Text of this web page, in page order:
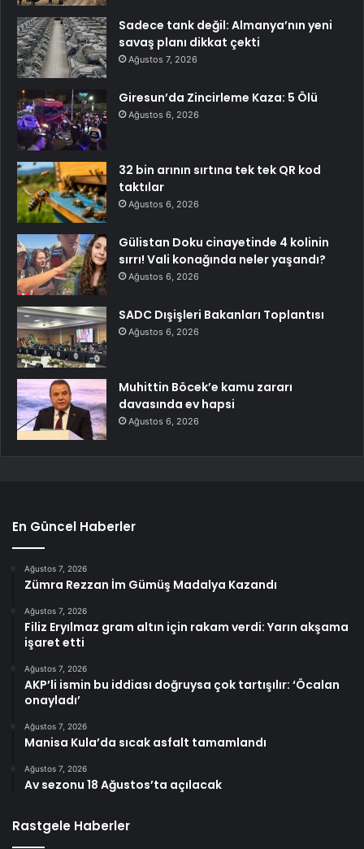
Sadece tank değil: Almanya’nın yeni
savaş planı dikkat çekti
Ağustos 7, 2026
Giresun’da Zincirleme Kaza: 5 Ölü
Ağustos 6, 2026
32 bin arının sırtına tek tek QR kod
taktılar
Ağustos 6, 2026
Gülistan Doku cinayetinde 4 kolinin
sırrı! Vali konağında neler yaşandı?
Ağustos 6, 2026
SADC Dışişleri Bakanları Toplantısı
Ağustos 6, 2026
Muhittin Böcek’e kamu zararı
davasında ev hapsi
Ağustos 6, 2026
En Güncel Haberler
Ağustos 7, 2026
Zümra Rezzan İm Gümüş Madalya Kazandı
Ağustos 7, 2026
Filiz Eryılmaz gram altın için rakam verdi: Yarın akşama
işaret etti
Ağustos 7, 2026
AKP’li ismin bu iddiası doğruysa çok tartışılır: ‘Öcalan
onayladı’
Ağustos 7, 2026
Manisa Kula’da sıcak asfalt tamamlandı
Ağustos 7, 2026
Av sezonu 18 Ağustos’ta açılacak
Rastgele Haberler